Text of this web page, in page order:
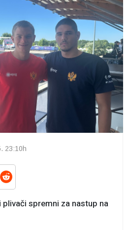
23:10h
spremni za nastup na